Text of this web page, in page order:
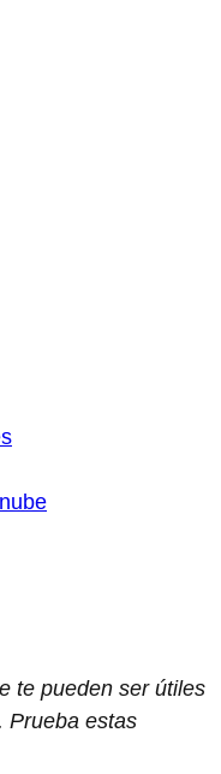
te pueden ser útiles
Prueba estas